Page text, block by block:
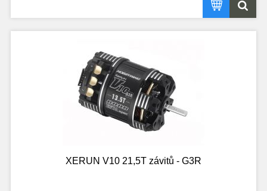
XERUN V10 21,5T závitů - G3R